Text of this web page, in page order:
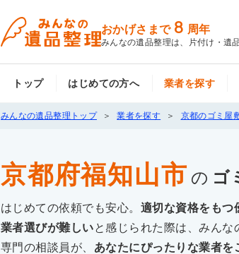
おかげさまで 8 周年
みんなの遺品整理は、片付け・遺
トップ はじめての方へ 業者を探す
みんなの遺品整理トップ 業者を探す 京都のゴミ屋
京都府福知山市 の ゴ
はじめての依頼でも安心。 適切な資格をもつ
業者選びが難しいと感じられた際は、みんな
専門の相談員が、 あなたにぴったりな業者を